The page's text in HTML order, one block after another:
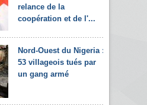
relance de la
coopération et de l'...
Nord-Ouest du Nigeria :
53 villageois tués par
un gang armé